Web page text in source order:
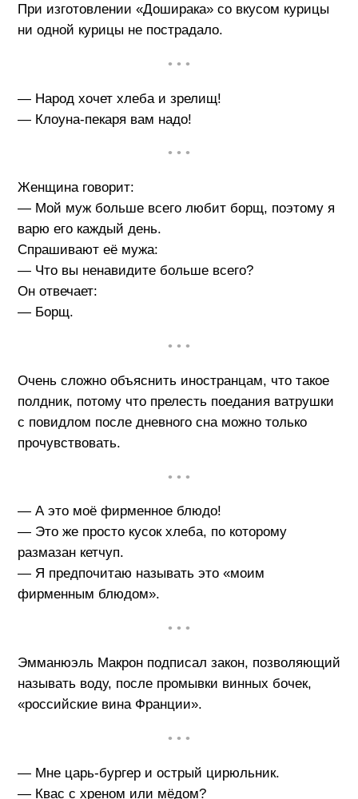
При изготовлении «Доширака» со вкусом курицы
ни одной курицы не пострадало.
• • •
— Народ хочет хлеба и зрелищ!
— Клоуна-пекаря вам надо!
• • •
Женщина говорит:
— Мой муж больше всего любит борщ, поэтому я
варю его каждый день.
Спрашивают её мужа:
— Что вы ненавидите больше всего?
Он отвечает:
— Борщ.
• • •
Очень сложно объяснить иностранцам, что такое
полдник, потому что прелесть поедания ватрушки
с повидлом после дневного сна можно только
прочувствовать.
• • •
— А это моё фирменное блюдо!
— Это же просто кусок хлеба, по которому
размазан кетчуп.
— Я предпочитаю называть это «моим
фирменным блюдом».
• • •
Эмманюэль Макрон подписал закон, позволяющий
называть воду, после промывки винных бочек,
«российские вина Франции».
• • •
— Мне царь-бургер и острый цирюльник.
— Квас с хреном или мёдом?